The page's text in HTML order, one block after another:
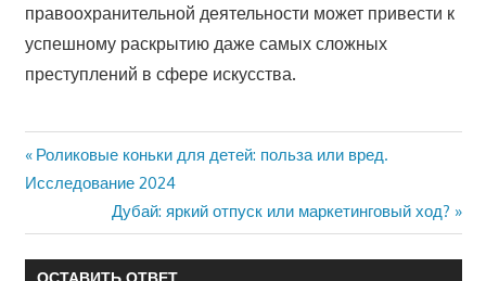
правоохранительной деятельности может привести к
успешному раскрытию даже самых сложных
преступлений в сфере искусства.
Навигация
записям
Предыдущая
запись:
Роликовые коньки для детей: польза или вред.
Исследование 2024
Следующая
запись:
Дубай: яркий отпуск или маркетинговый ход?